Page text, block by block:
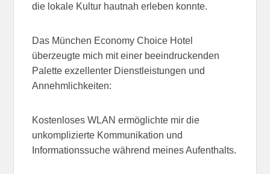
die lokale Kultur hautnah erleben konnte.
Das München Economy Choice Hotel
überzeugte mich mit einer beeindruckenden
Palette exzellenter Dienstleistungen und
Annehmlichkeiten:
Kostenloses WLAN ermöglichte mir die
unkomplizierte Kommunikation und
Informationssuche während meines Aufenthalts.